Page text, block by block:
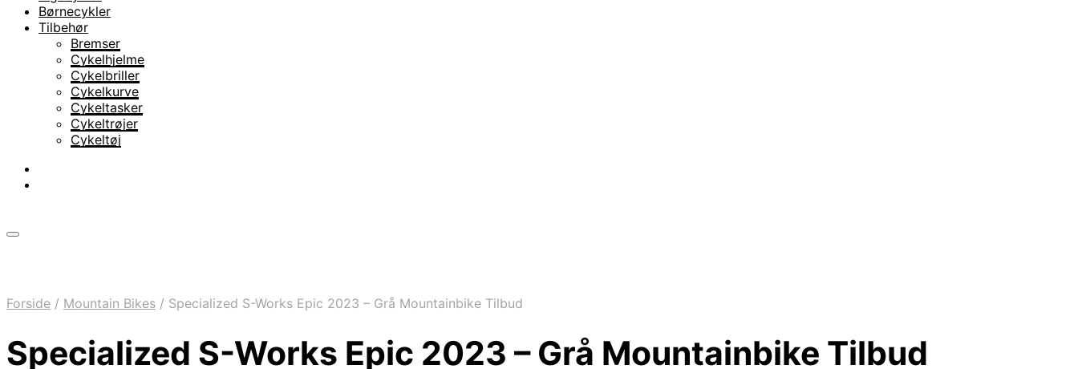
Børnecykler
Tilbehør
Bremser
Cykelhjelme
Cykelbriller
Cykelkurve
Cykeltasker
Cykeltrøjer
Cykeltøj
Forside / Mountain Bikes / Specialized S-Works Epic 2023 – Grå Mountainbike Tilbud
Specialized S-Works Epic 2023 – Grå Mountainbike Tilbud